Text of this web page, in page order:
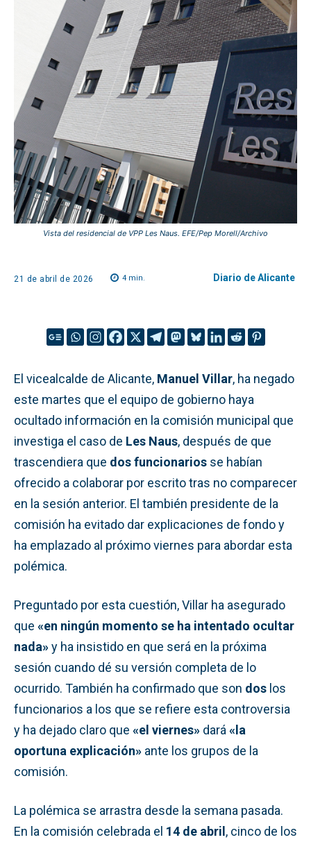
Vista del residencial de VPP Les Naus. EFE/Pep Morell/Archivo
21 de abril de 2026 4min. Diario de Alicante
El vicealcalde de Alicante, Manuel Villar, ha negado
este martes que el equipo de gobierno haya
ocultado información en la comisión municipal que
investiga el caso de Les Naus, después de que
trascendiera que dos funcionarios se habían
ofrecido a colaborar por escrito tras no comparecer
en la sesión anterior. El también presidente de la
comisión ha evitado dar explicaciones de fondo y
ha emplazado al próximo viernes para abordar esta
polémica.
Preguntado por esta cuestión, Villar ha asegurado
que «en ningún momento se ha intentado ocultar
nada»y ha insistido en que será en la próxima
sesión cuando dé su versión completa de lo
ocurrido. También ha confirmado que son dos los
funcionarios a los que se refiere esta controversia
y ha dejado claro que «el viernes» dará «la
oportuna explicación» ante los grupos de la
comisión.
La polémica se arrastra desde la semana pasada.
En la comisión celebrada el 14 de abril, cinco de los